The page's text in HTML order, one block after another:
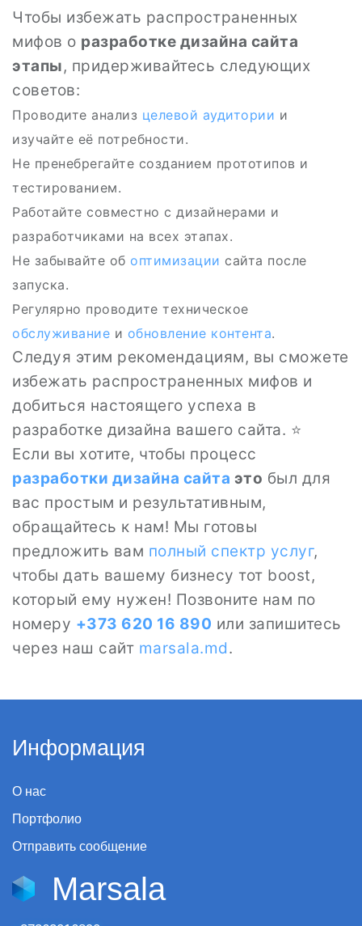
Чтобы избежать распространенных
мифов о разработке дизайна сайта
этапы, придерживайтесь следующих
советов:
Проводите анализ целевой аудитории и
изучайте её потребности.
Не пренебрегайте созданием прототипов и
тестированием.
Работайте совместно с дизайнерами и
разработчиками на всех этапах.
Не забывайте об оптимизации сайта после
запуска.
Регулярно проводите техническое
обслуживание и обновление контента.
Следуя этим рекомендациям, вы сможете
избежать распространенных мифов и
добиться настоящего успеха в
разработке дизайна вашего сайта. ⭐
Если вы хотите, чтобы процесс
разработки дизайна сайта это был для
вас простым и результативным,
обращайтесь к нам! Мы готовы
предложить вам полный спектр услуг,
чтобы дать вашему бизнесу тот boost,
который ему нужен! Позвоните нам по
номеру +373 620 16 890 или запишитесь
через наш сайт marsala.md.
Информация
О нас
Портфолио
Отправить сообщение
Marsala